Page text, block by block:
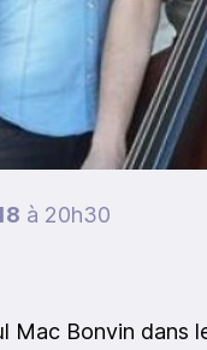
à 20h30
Mac Bonvin dans